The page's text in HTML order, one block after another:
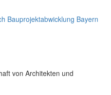
Bauprojektabwicklung Bayern
von Architekten und